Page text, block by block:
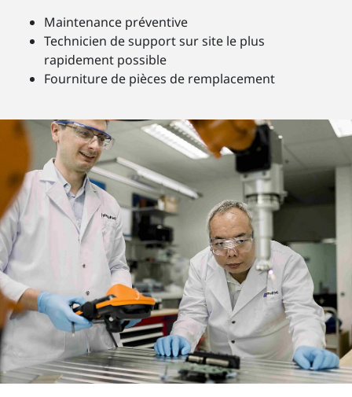
Maintenance préventive
Technicien de support sur site le plus
rapidement possible
Fourniture de pièces de remplacement